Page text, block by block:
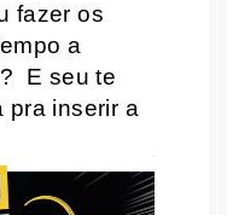
fazer os
a
E seu te
pra inserir a